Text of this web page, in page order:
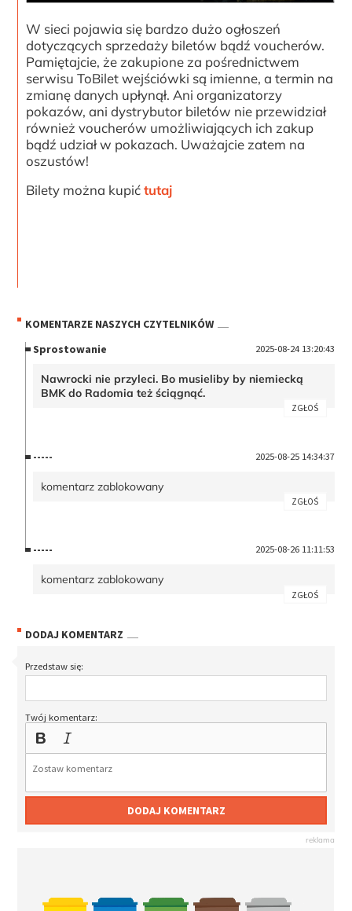
W sieci pojawia się bardzo dużo ogłoszeń
dotyczących sprzedaży biletów bądź voucherów.
Pamiętajcie, że zakupione za pośrednictwem
serwisu ToBilet wejściówki są imienne, a termin na
zmianę danych upłynął. Ani organizatorzy
pokazów, ani dystrybutor biletów nie przewidział
również voucherów umożliwiających ich zakup
bądź udział w pokazach. Uważajcie zatem na
oszustów!
Bilety można kupićtutaj
KOMENTARZE NASZYCH CZYTELNIKÓW
Sprostowanie
2025-08-24 13:20:43
Nawrocki nie przyleci. Bo musieliby by niemiecką
BMK do Radomia też ściągnąć.
ZGŁOŚ
----- 2025-08-25 14:34:37
komentarz zablokowany
ZGŁOŚ
----- 2025-08-26 11:11:53
komentarz zablokowany
ZGŁOŚ
DODAJ KOMENTARZ
Przedstaw się:
Twój komentarz:
DODAJ KOMENTARZ